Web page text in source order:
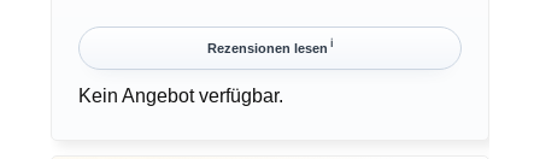
Rezensionen lesen ℹ︎
Kein Angebot verfügbar.